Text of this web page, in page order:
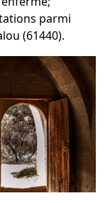
parmi
(61440).